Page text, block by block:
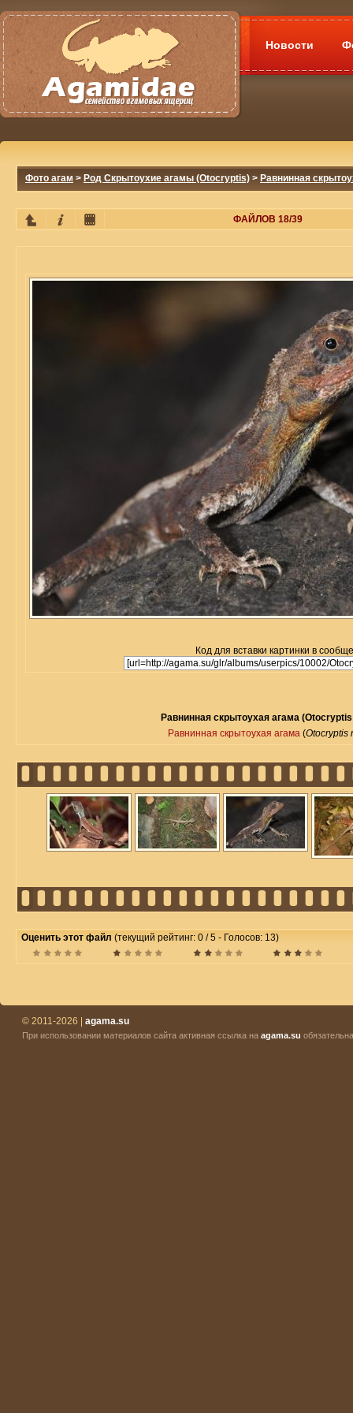
Новости
Фото агам > Род Скрытоухие агамы (Otocryptis) > Равнинная
ФАЙЛОВ 18/39
Код для вставки картинки в
Равнинная скрытоухая агама
Равнинная скрытоухая агама (Otocryptis
Оценить этот файл (текущий рейтинг: 0 / 5 - Голосов: 13)
© 2011-2026 | agama.su
При использовании материалов сайта активная ссылка на agama.su